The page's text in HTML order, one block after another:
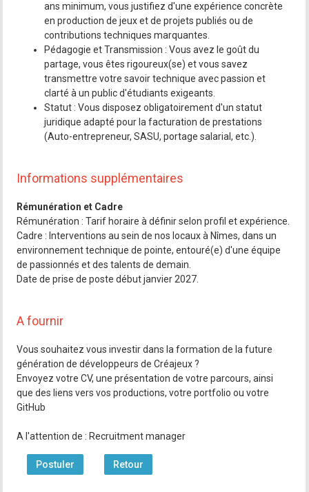
ans minimum, vous justifiez d'une expérience concrète
en production de jeux et de projets publiés ou de
contributions techniques marquantes.
Pédagogie et Transmission : Vous avez le goût du
partage, vous êtes rigoureux(se) et vous savez
transmettre votre savoir technique avec passion et
clarté à un public d'étudiants exigeants.
Statut : Vous disposez obligatoirement d'un statut
juridique adapté pour la facturation de prestations
(Auto-entrepreneur, SASU, portage salarial, etc.).
Informations supplémentaires
Rémunération et Cadre
Rémunération : Tarif horaire à définir selon profil et expérience.
Cadre : Interventions au sein de nos locaux à Nîmes, dans un
environnement technique de pointe, entouré(e) d'une équipe
de passionnés et des talents de demain.
Date de prise de poste début janvier 2027.
A fournir
Vous souhaitez vous investir dans la formation de la future
génération de développeurs de Créajeux ?
Envoyez votre CV, une présentation de votre parcours, ainsi
que des liens vers vos productions, votre portfolio ou votre
GitHub
A l'attention de : Recruitment manager
Postuler Retour